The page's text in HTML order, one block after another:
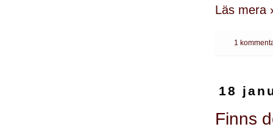
Läs mera
1
18
Finns